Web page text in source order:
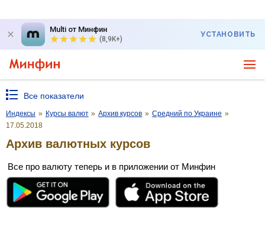
Multi от Минфин
(8,9K+)
УСТАНОВИТЬ
Все показатели
Индексы » Курсы валют » Архив курсов » Средний по Украине »
17.05.2018
Архив валютных курсов
Все про валюту теперь и в приложении от Минфин